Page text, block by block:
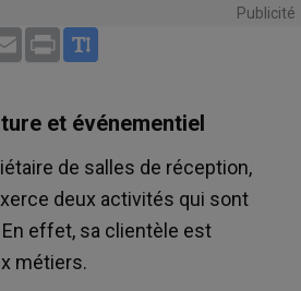
Publicité
Email Print
et événementiel
de salles de réception,
deux activités qui sont
effet, sa clientèle est
métiers.